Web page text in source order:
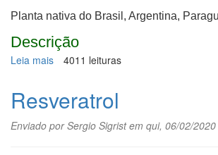
Planta nativa do Brasil, Argentina,
Descrição
Leia mais sobre
4011 leituras
Resveratrol
Enviado porSergio Sigristem qui, 06/02/2020